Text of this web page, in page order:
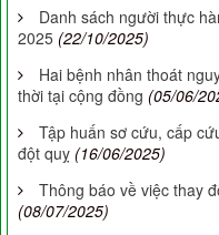
Danh sách người thực
2025 (22/10/2025)
Hai bệnh nhân thoát
thời tại cộng đồng (05/06/
Tập huấn sơ cứu, cấp
đột quỵ (16/06/2025)
Thông báo về việc thay
(08/07/2025)